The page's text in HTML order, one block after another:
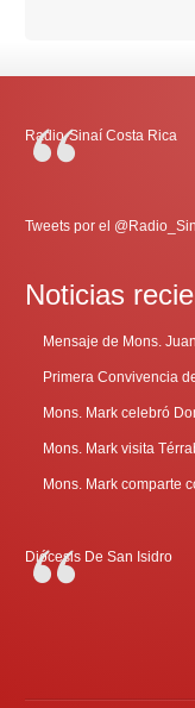
Radio-Sinaí Costa Rica
Tweets por el
Noticias
Mons. Mark celebró
Mons. Mark visita
Diócesis De San Isidro